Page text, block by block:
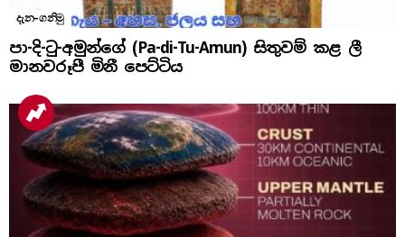
දැන-ගනිමු
පා-දි-ටු-අමුන්ගේ (Pa-di-Tu-Amun) සිතුවම් කළ ලී
මානවරූපී මිනී පෙට්ටිය